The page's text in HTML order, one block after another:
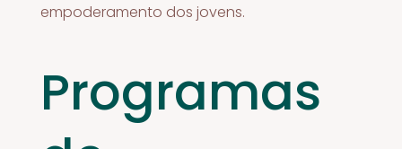
empoderamento dos jovens.
Programas